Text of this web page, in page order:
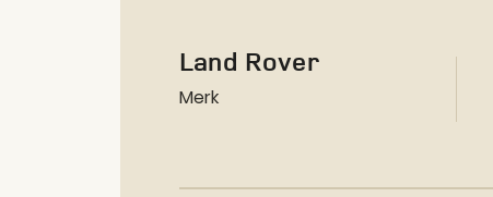
Land Rover
Merk